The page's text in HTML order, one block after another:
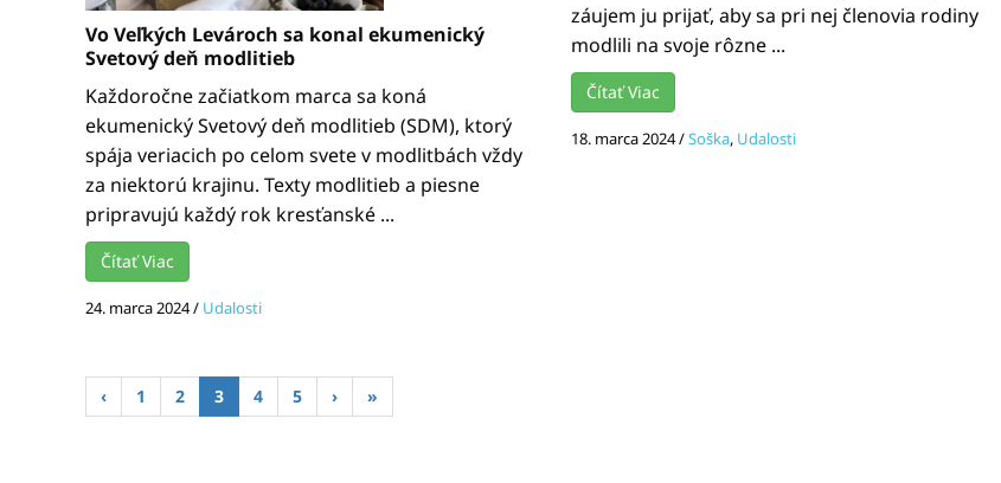
Vo Veľkých Levároch sa konal ekumenický
Svetový deň modlitieb
Každoročne začiatkom marca sa koná
ekumenický Svetový deň modlitieb (SDM), ktorý
spája veriacich po celom svete v modlitbách vždy
za niektorú krajinu. Texty modlitieb a piesne
pripravujú každý rok kresťanské ...
Čítať Viac
24. marca 2024/ Udalosti
záujem ju prijať, aby sa pri nej členovia rodiny
modlili na svoje rôzne ...
Čítať Viac
18. marca 2024/Soška, Udalosti
‹ 1 2 3 4 5 › »